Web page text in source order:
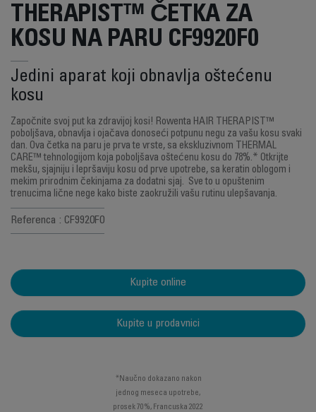
THERAPIST™ ČETKA ZA
KOSU NA PARU CF9920F0
Jedini aparat koji obnavlja oštećenu
kosu
Započnite svoj put ka zdravijoj kosi! Rowenta HAIR THERAPIST™
poboljšava, obnavlja i ojačava donoseći potpunu negu za vašu kosu svaki
dan. Ova četka na paru je prva te vrste, sa ekskluzivnom THERMAL
CARE™ tehnologijom koja poboljšava oštećenu kosu do 78%.* Otkrijte
mekšu, sjajniju i lepršaviju kosu od prve upotrebe, sa keratin oblogom i
mekim prirodnim čekinjama za dodatni sjaj. Sve to u opuštenim
trenucima lične nege kako biste zaokružili vašu rutinu ulepšavanja.
Referenca : CF9920F0
Kupite online
Kupite u prodavnici
*Naučno dokazano nakon
jednog meseca upotrebe,
prosek 70%, Francuska 2022